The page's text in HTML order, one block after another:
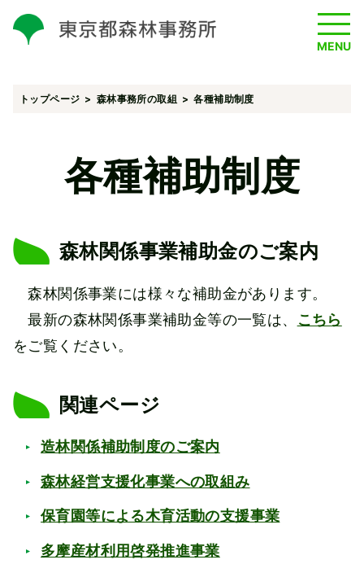
MENU
トップページ 森林事務所の取組 各種補助制度
各種補助制度
森林関係事業補助金のご案内
森林関係事業には様々な補助金があります。
最新の森林関係事業補助金等の一覧は、
こちら
をご覧ください。
関連ページ
造林関係補助制度のご案内
森林経営支援化事業への取組み
保育園等による木育活動の支援事業
多摩産材利用啓発推進事業